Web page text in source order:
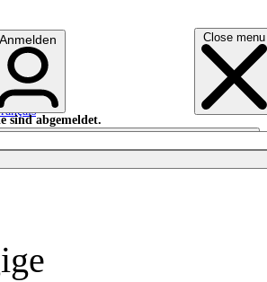
Close menu
English
Anmelden
sind abgemeldet.
Anmelden
aus